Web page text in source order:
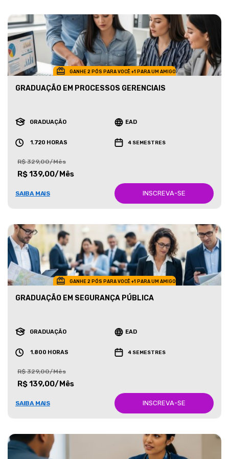
GANHE 2 PÓS PARA VOCÊ +1 PARA UM AMIGO
GRADUAÇÃO EM PROCESSOS GERENCIAIS
GRADUAÇÃO EAD
1.720 HORAS 4 SEMESTRES
R$ 329,00/Mês
R$ 139,00/Mês
SAIBA MAIS INSCREVA-SE
GANHE 2 PÓS PARA VOCÊ +1 PARA UM AMIGO
GRADUAÇÃO EM SEGURANÇA PÚBLICA
GRADUAÇÃO EAD
1.800 HORAS 4 SEMESTRES
R$ 329,00/Mês
R$ 139,00/Mês
SAIBA MAIS INSCREVA-SE